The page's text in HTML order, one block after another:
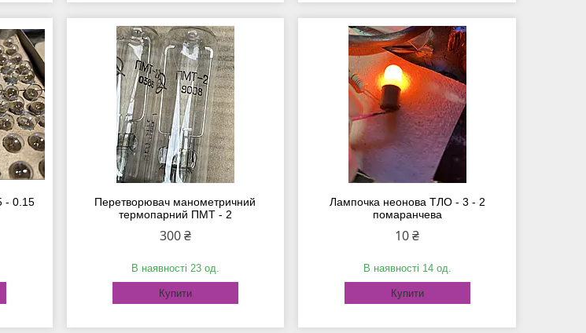
- 0.15
Перетворювач манометричний
термопарний ПМТ - 2
300 ₴
В наявності 23 од.
Купити
Лампочка неонова ТЛО - 3 - 2
помаранчева
10 ₴
В наявності 14 од.
Купити